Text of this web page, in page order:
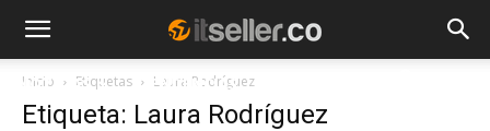
NOTICIAS TENDENCIAS
Inicio Etiquetas Laura Rodríguez
Etiqueta: Laura Rodríguez